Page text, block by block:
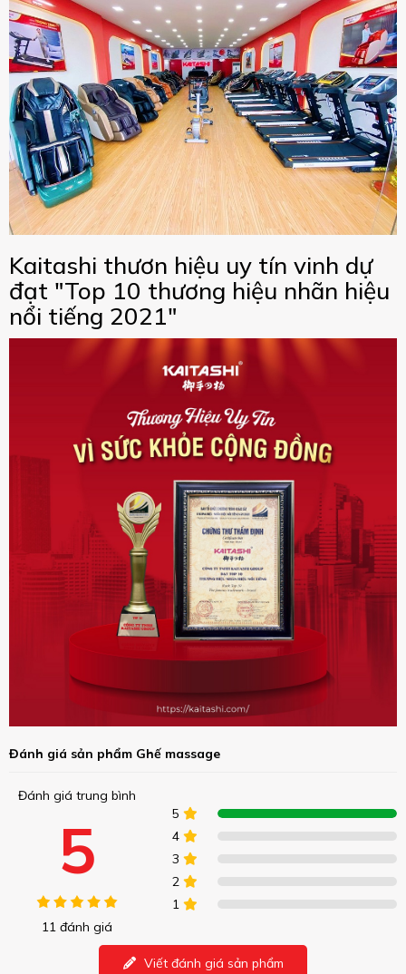
Kaitashi thươn hiệu uy tín vinh dự
đạt "Top 10 thương hiệu nhãn hiệu
nổi tiếng 2021"
Đánh giá sản phẩm Ghế massage
Đánh giá trung bình
5
11 đánh giá
5
4
3
2
1
Viết đánh giá sản phẩm